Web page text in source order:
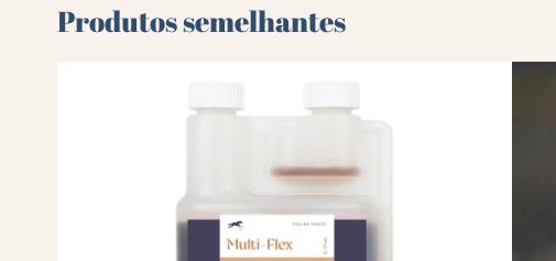
Produtos semelhantes